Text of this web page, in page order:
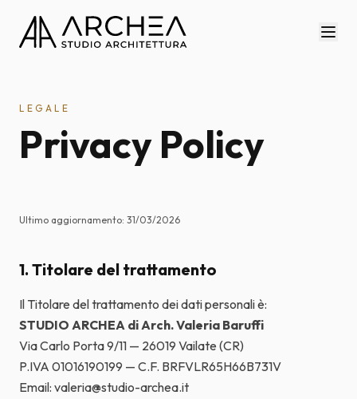
LEGALE
Privacy Policy
Ultimo aggiornamento: 31/03/2026
1. Titolare del trattamento
Il Titolare del trattamento dei dati personali è:
STUDIO ARCHEA di Arch. Valeria Baruffi
Via Carlo Porta 9/11 — 26019 Vailate (CR)
P.IVA 01016190199 — C.F. BRFVLR65H66B731V
Email: valeria@studio-archea.it